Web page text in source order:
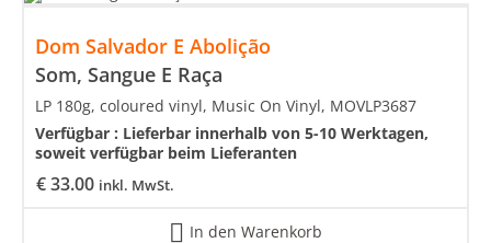
Dom Salvador E Abolição
Som, Sangue E Raça
€33.00 inkl. MwSt.
LP 180g, coloured vinyl, Music On Vinyl, MOVLP3687
Verfügbar : Lieferbar innerhalb von 5-10 Werktagen,
soweit verfügbar beim Lieferanten
In den Warenkorb